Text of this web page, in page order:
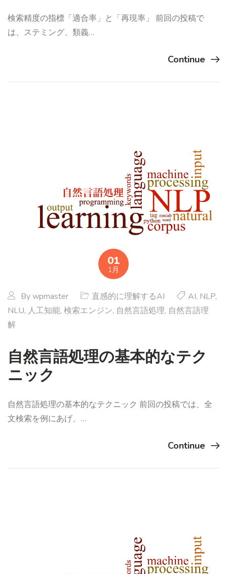
検索精度の指標「適合率」と「再現率」 前回の投稿で
は、ステミング、類義…
Continue
01
1月
Bywpmaster 直感的に理解するAI AI, NLP,
NLU, 人工知能, 検索エンジン, 自然言語処理, 自然言語理
解
自然言語処理の基本的なテク
ニック
自然言語処理の基本的なテクニック 前回の投稿では、全
文検索を例にあげ、…
Continue